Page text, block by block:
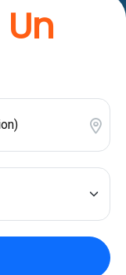
Un